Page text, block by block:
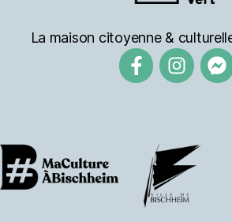
La maison citoyenne &